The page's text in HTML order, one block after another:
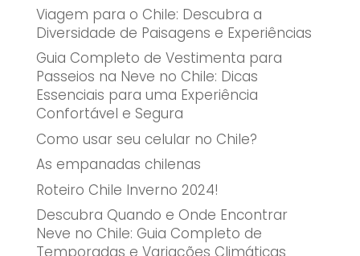
Viagem para o Chile: Descubra a
Diversidade de Paisagens e Experiências
Guia Completo de Vestimenta para
Passeios na Neve no Chile: Dicas
Essenciais para uma Experiência
Confortável e Segura
Como usar seu celular no Chile?
As empanadas chilenas
Roteiro Chile Inverno 2024!
Descubra Quando e Onde Encontrar
Neve no Chile: Guia Completo de